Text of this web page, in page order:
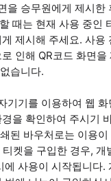
을 승무원에게 제시한
때는 현재 사용 중인
제시해 주세요. 사용
인해 QR코드 화면을
습니다.
기기를 이용하여 웹
을 확인하여 주시기
된 바우처로는 이용이
켓을 구입한 경우, 개
에 사용이 시작됩니다.